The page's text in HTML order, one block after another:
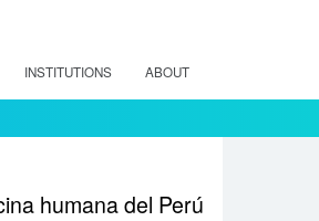
INSTITUTIONS ABOUT
humana del Perú